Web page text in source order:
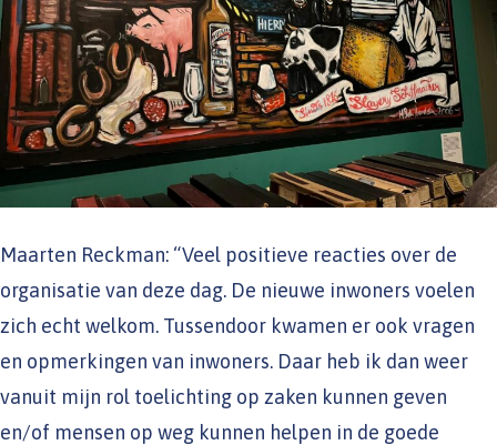
Maarten Reckman: “Veel positieve reacties over de
organisatie van deze dag. De nieuwe inwoners voelen
zich echt welkom. Tussendoor kwamen er ook vragen
en opmerkingen van inwoners. Daar heb ik dan weer
vanuit mijn rol toelichting op zaken kunnen geven
en/of mensen op weg kunnen helpen in de goede